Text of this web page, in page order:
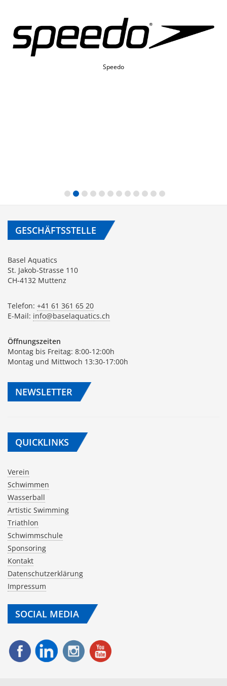
Speedo
GESCHÄFTSSTELLE
Basel Aquatics
St. Jakob-Strasse 110
CH-4132 Muttenz
Telefon: +41 61 361 65 20
E-Mail: info@baselaquatics.ch
Öffnungszeiten
Montag bis Freitag: 8:00-12:00h
Montag und Mittwoch 13:30-17:00h
NEWSLETTER
QUICKLINKS
Verein
Schwimmen
Wasserball
Artistic Swimming
Triathlon
Schwimmschule
Sponsoring
Kontakt
Datenschutzerklärung
Impressum
SOCIAL MEDIA